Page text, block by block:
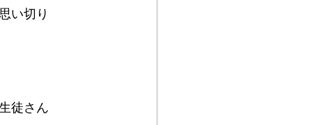
い切り
徒さん